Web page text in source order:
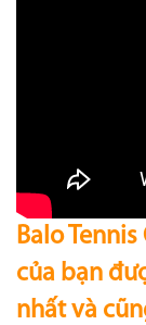
Balo
của bạn
nhất và